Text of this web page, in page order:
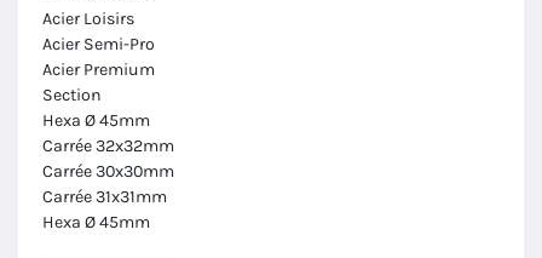
Acier Loisirs
Acier Semi-Pro
Acier Premium
Section
Hexa Ø 45mm
Carrée 32x32mm
Carrée 30x30mm
Carrée 31x31mm
Hexa Ø 45mm